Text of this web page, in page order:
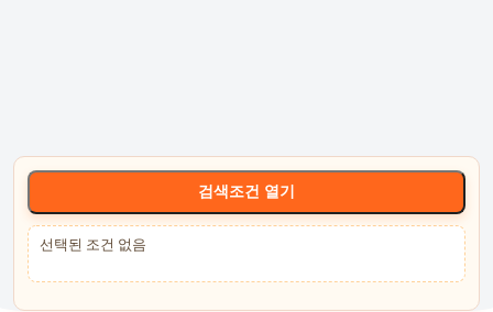
케어잡 공식 취
검색조건 열기
선택된 조건 없음